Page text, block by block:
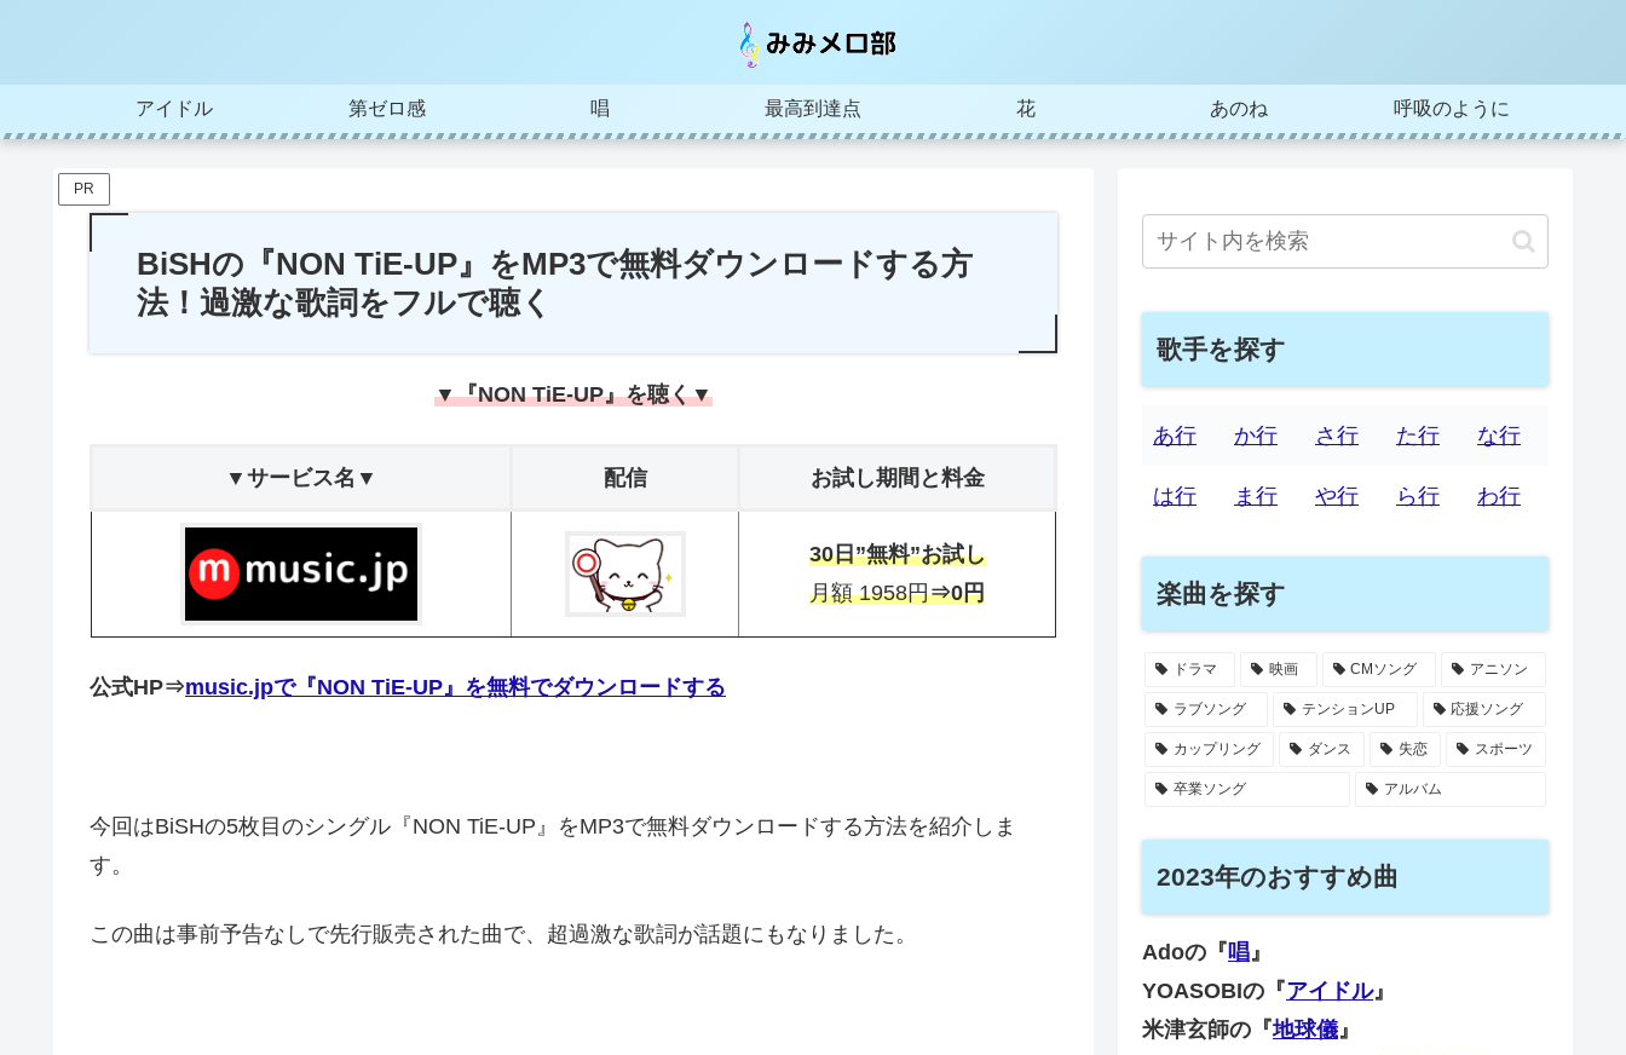
アイドル 第ゼロ感 唱 最高到達点 花 あのね 呼吸のように
PR
BiSHの『NON TiE-UP』をMP3で無料ダウンロードする方
法！過激な歌詞をフルで聴く
▼『NON TiE-UP』を聴く▼
▼サービス名▼ 配信 お試し期間と料金
30日”無料”お試し
月額 1958円⇒0円
公式HP⇒music.jpで『NON TiE-UP』を無料でダウンロードする
今回はBiSHの5枚目のシングル『NON TiE-UP』をMP3で無料ダウンロードする方法を紹介しま
す。
この曲は事前予告なしで先行販売された曲で、超過激な歌詞が話題にもなりました。
歌手を探す
あ行 か行 さ行 た行 な行
は行 ま行 や行 ら行 わ行
楽曲を探す
ドラマ 映画 CMソング アニソン
ラブソング テンションUP 応援ソング
カップリング ダンス 失恋 スポーツ
卒業ソング アルバム
2023年のおすすめ曲
Adoの『唱』
YOASOBIの『アイドル』
米津玄師の『地球儀』